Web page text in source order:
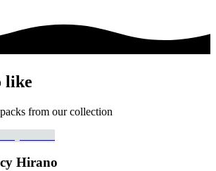
like
from our collection
Hirano